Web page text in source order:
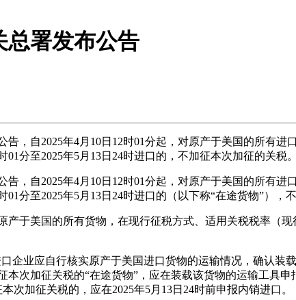
总署发布公告
自2025年4月10日12时01分起，对原产于美国的所有进
分至2025年5月13日24时进口的，不加征本次加征的关税。
自2025年4月10日12时01分起，对原产于美国的所有进
分至2025年5月13日24时进口的（以下称“在途货物”），
于美国的所有货物，在现行征税方式、适用关税税率（现
业应自行核实原产于美国进口货物的运输情况，确认装
本次加征关税的“在途货物”，应在装载该货物的运输工具
加征关税的，应在2025年5月13日24时前申报内销进口。